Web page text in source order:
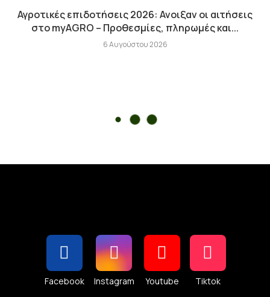
Αγροτικές επιδοτήσεις 2026: Ανοιξαν οι αιτήσεις
στο myAGRO – Προθεσμίες, πληρωμές και...
6 Αυγούστου 2026
Facebook Instagram Youtube Tiktok